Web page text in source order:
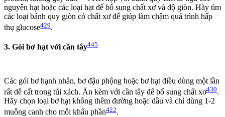
nguyên hạt hoặc các loại hạt để bổ sung chất xơ và độ giòn. Hãy tìm
các loại bánh quy giòn có chất xơ để giúp làm chậm quá trình hấp
thụ glucose429.
3. Gói bơ hạt với cần tây445
Các gói bơ hạnh nhân, bơ đậu phộng hoặc bơ hạt điều dùng một lần
rất dễ cất trong túi xách. Ăn kèm với cần tây để bổ sung chất xơ430.
Hãy chọn loại bơ hạt không thêm đường hoặc dầu và chỉ dùng 1-2
muỗng canh cho mỗi khẩu phần422.